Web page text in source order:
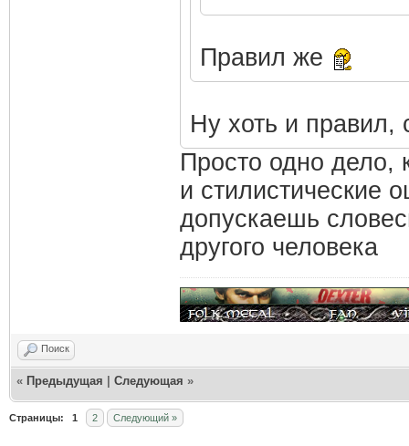
Правил же
Ну хоть и правил,
Просто одно дело,
и стилистические
допускаешь
другого человека
Поиск
« Предыдущая Следующая »
Страницы: 1 2 Следующий »